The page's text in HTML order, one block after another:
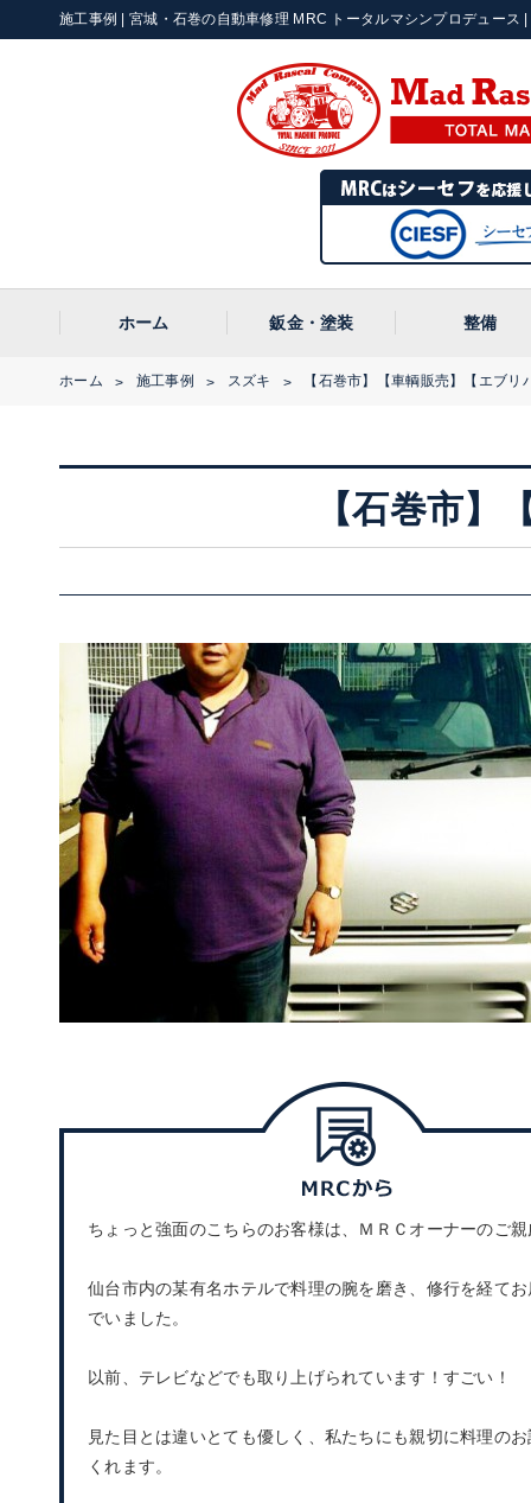
施工事例 | 宮城・石巻の自動車修理 MRC トータルマシンプロデュー
ホーム 鈑金・塗装 整備
ホーム > 施工事例 > スズキ > 【石巻市】【車輌販売】【エブリ
【石巻市】
ちょっと強面のこちらのお客様は、ＭＲＣオーナーのご
仙台市内の某有名ホテルで料理の腕を磨き、修行を経て
でいました。
以前、テレビなどでも取り上げられています！すごい！
見た目とは違いとても優しく、私たちにも親切に料理の
くれます。